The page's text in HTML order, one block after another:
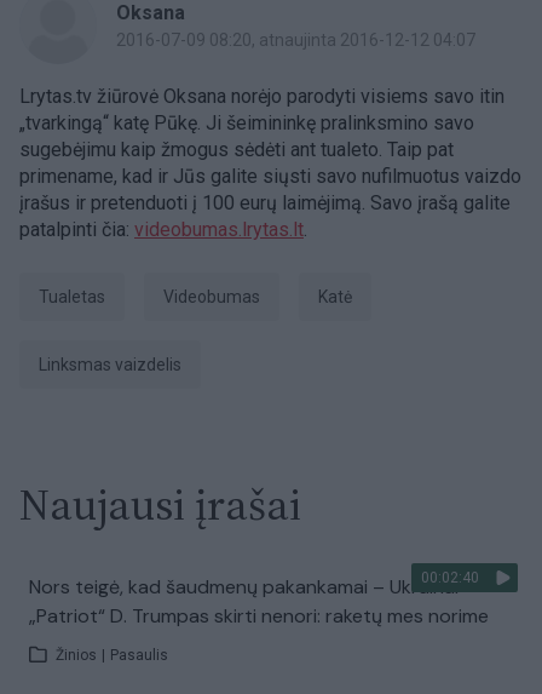
Oksana
2016-07-09 08:20, atnaujinta 2016-12-12 04:07
Lrytas.tv žiūrovė Oksana norėjo parodyti visiems savo itin
„tvarkingą“ katę Pūkę. Ji šeimininkę pralinksmino savo
sugebėjimu kaip žmogus sėdėti ant tualeto. Taip pat
primename, kad ir Jūs galite siųsti savo nufilmuotus vaizdo
įrašus ir pretenduoti į 100 eurų laimėjimą. Savo įrašą galite
patalpinti čia: videobumas.lrytas.lt.
tualetas videobumas Katė
linksmas vaizdelis
Naujausi įrašai
00:02:40
Nors teigė, kad šaudmenų pakankamai – Ukrainai
„Patriot“ D. Trumpas skirti nenori: raketų mes norime
Žinios Pasaulis